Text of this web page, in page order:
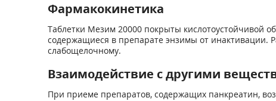
Фармакокинетика
Таблетки Мезим 20000 покрыты кислотоустойчивой
содержащиеся в препарате энзимы от инактивации.
слабощелочному.
Взаимодействие с другими
При приеме препаратов, содержащих панкреатин,